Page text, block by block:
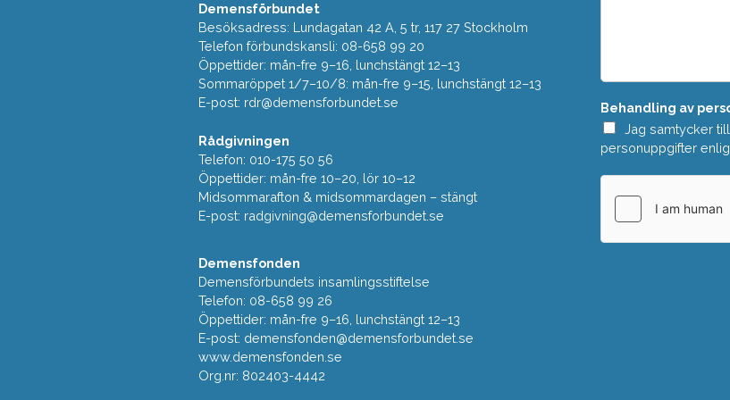
Demensförbundet
Besöksadress: Lundagatan 42 A, 5 tr, 117 27 Stockholm
Telefon förbundskansli: 08-658 99 20
Öppettider: mån-fre 9–16, lunchstängt 12–13
Sommaröppet 1/7–10/8: mån-fre 9–15, lunchstängt 12–13
E-post: rdr@demensforbundet.se
Rådgivningen
Telefon: 010-175 50 56
Öppettider: mån-fre 10–20, lör 10–12
Midsommarafton & midsommardagen – stängt
E-post: radgivning@demensforbundet.se
Demensfonden
Demensförbundets insamlingsstiftelse
Telefon: 08-658 99 26
Öppettider: mån-fre 9–16, lunchstängt 12–13
E-post: demensfonden@demensforbundet.se
www.demensfonden.se
Org.nr: 802403-4442
a
d
e
*
Behandling av
Jag samtycker
personuppgifter